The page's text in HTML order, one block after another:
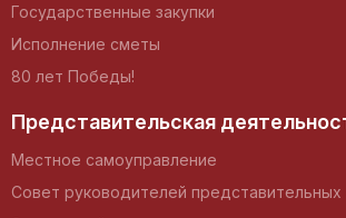
Государственные закупки
Исполнение сметы
80 лет Победы!
Представительская
Местное самоуправление
Совет руководителей представительных